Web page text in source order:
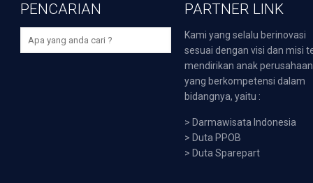
PENCARIAN PARTNER LINK
Kami yang selalu berinovasi
sesuai dengan visi dan misi
mendirikan anak perusahaan
yang berkompetensi dalam
bidangnya, yaitu :
> Darmawisata Indonesia
> Duta PPOB
> Duta Sparepart